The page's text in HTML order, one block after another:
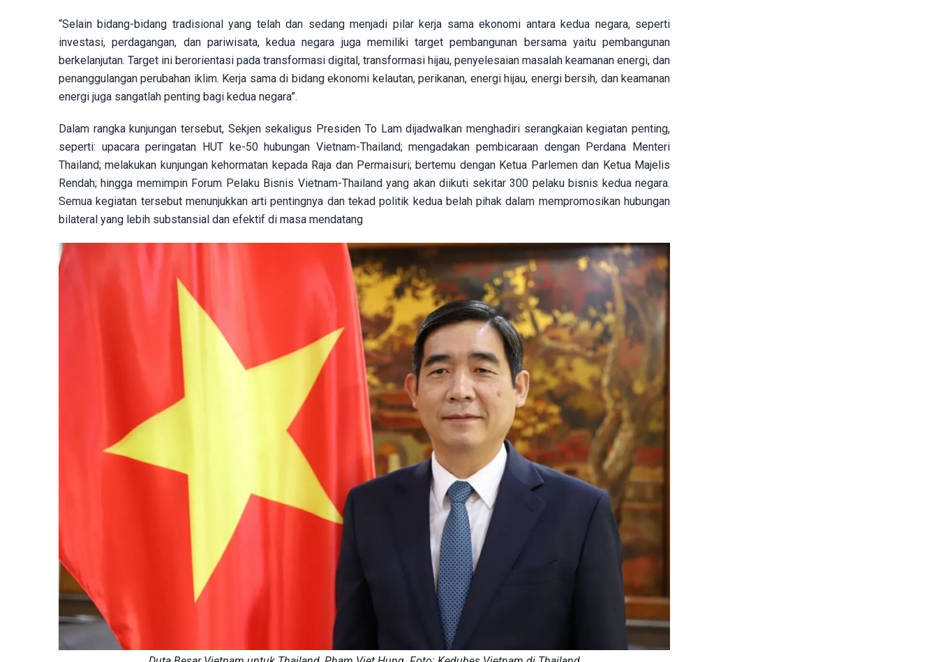
“Selain bidang-bidang tradisional yang telah dan sedang menjadi pilar kerja sama ekonomi antara kedua negara, seperti
investasi, perdagangan, dan pariwisata, kedua negara juga memiliki target pembangunan bersama yaitu pembangunan
berkelanjutan. Target ini berorientasi pada transformasi digital, transformasi hijau, penyelesaian masalah keamanan energi, dan
penanggulangan perubahan iklim. Kerja sama di bidang ekonomi kelautan, perikanan, energi hijau, energi bersih, dan keamanan
energi juga sangatlah penting bagi kedua negara”.
Dalam rangka kunjungan tersebut, Sekjen sekaligus Presiden To Lam dijadwalkan menghadiri serangkaian kegiatan penting,
seperti: upacara peringatan HUT ke-50 hubungan Vietnam-Thailand; mengadakan pembicaraan dengan Perdana Menteri
Thailand; melakukan kunjungan kehormatan kepada Raja dan Permaisuri; bertemu dengan Ketua Parlemen dan Ketua Majelis
Rendah; hingga memimpin Forum Pelaku Bisnis Vietnam-Thailand yang akan diikuti sekitar 300 pelaku bisnis kedua negara.
Semua kegiatan tersebut menunjukkan arti pentingnya dan tekad politik kedua belah pihak dalam mempromosikan hubungan
bilateral yang lebih substansial dan efektif di masa mendatang